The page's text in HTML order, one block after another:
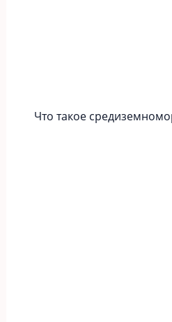
Что такое